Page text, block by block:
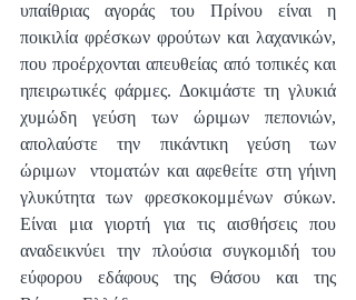
υπαίθριας αγοράς του Πρίνου είναι η
ποικιλία φρέσκων φρούτων και λαχανικών,
που προέρχονται απευθείας από τοπικές και
ηπειρωτικές φάρμες. Δοκιμάστε τη γλυκιά
χυμώδη γεύση των ώριμων πεπονιών,
απολαύστε την πικάντικη γεύση των
ώριμων  ντοματών και αφεθείτε στη γήινη
γλυκύτητα των φρεσκοκομμένων σύκων.
Είναι μια γιορτή για τις αισθήσεις που
αναδεικνύει την πλούσια συγκομιδή του
εύφορου εδάφους της Θάσου και της